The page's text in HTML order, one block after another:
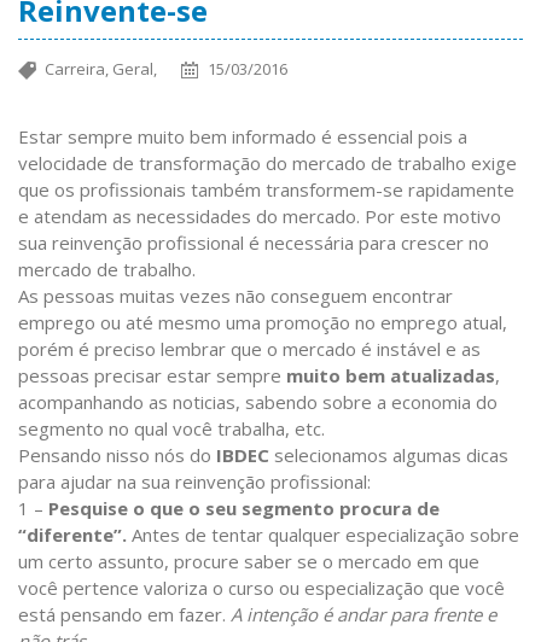
Reinvente-se
Carreira, Geral, 15/03/2016
Estar sempre muito bem informado é essencial pois a
velocidade de transformação do mercado de trabalho exige
que os profissionais também transformem-se rapidamente
e atendam as necessidades do mercado. Por este motivo
sua reinvenção profissional é necessária para crescer no
mercado de trabalho.
As pessoas muitas vezes não conseguem encontrar
emprego ou até mesmo uma promoção no emprego atual,
porém é preciso lembrar que o mercado é instável e as
pessoas precisar estar sempre muito bem atualizadas,
acompanhando as noticias, sabendo sobre a economia do
segmento no qual você trabalha, etc.
Pensando nisso nós do IBDEC selecionamos algumas dicas
para ajudar na sua reinvenção profissional:
1 – Pesquise o que o seu segmento procura de
“diferente”. Antes de tentar qualquer especialização sobre
um certo assunto, procure saber se o mercado em que
você pertence valoriza o curso ou especialização que você
está pensando em fazer. A intenção é andar para frente e